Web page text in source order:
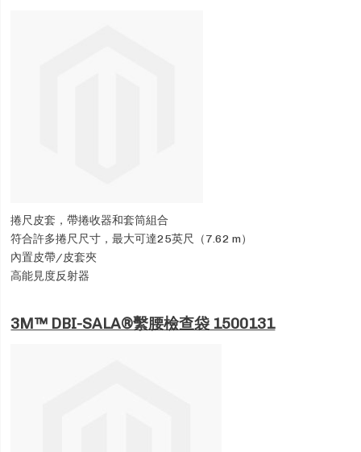
捲尺皮套，帶捲收器和套筒組合
符合許多捲尺尺寸，最大可達25英尺（7.62 m）
內置皮帶/皮套夾
高能見度反射器
3M™ DBI-SALA®繫腰檢查袋 1500131